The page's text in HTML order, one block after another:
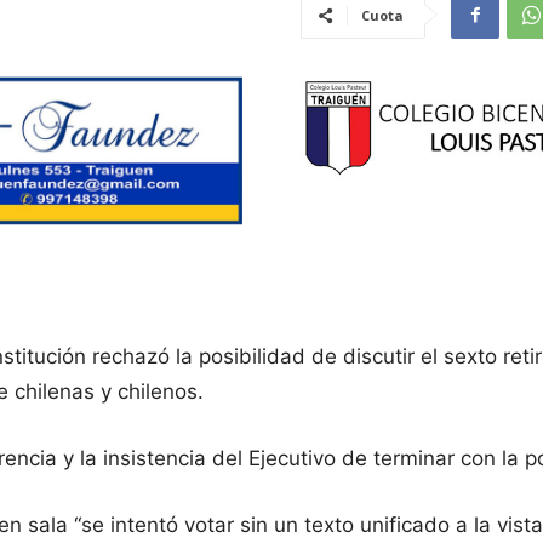
Cuota
rechazó la posibilidad de discutir el sexto
chilenas y chilenos.
y la insistencia del Ejecutivo de terminar con la
sala “se intentó votar sin un texto unificado a la